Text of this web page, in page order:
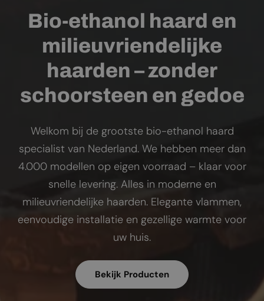
Bio-ethanol haard en
milieuvriendelijke
haarden – zonder
schoorsteen en gedoe
Welkom bij de grootste bio-ethanol haard
specialist van Nederland. We hebben meer dan
4.000 modellen op eigen voorraad – klaar voor
snelle levering. Alles in moderne en
milieuvriendelijke haarden. Elegante vlammen,
eenvoudige installatie en gezellige warmte voor
uw huis.
Bekijk Producten